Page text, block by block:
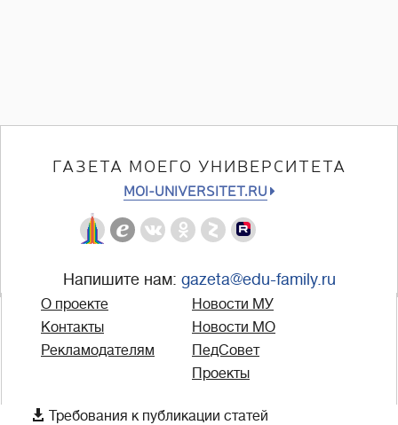
ГАЗЕТА МОЕГО УНИВЕРСИТЕТА
MOI-UNIVERSITET.RU
Напишите нам: gazeta@edu-family.ru
О проекте
Контакты
Рекламодателям
Новости МУ
Новости МО
ПедСовет
Проекты
 Требования к публикации статей